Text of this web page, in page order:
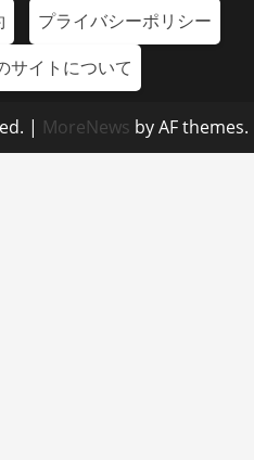
プライバシーポリシー
サイトについて
| MoreNews by AF themes.